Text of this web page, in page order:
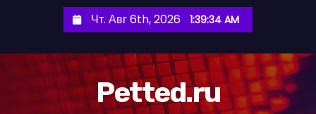
Чт. Авг 6th, 2026 1:39:34 AM
Petted.ru